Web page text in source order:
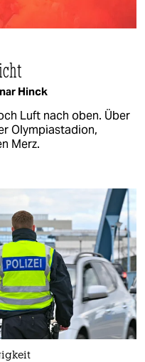
Hinck
Luft nach oben. Über
Olympiastadion,
Merz.